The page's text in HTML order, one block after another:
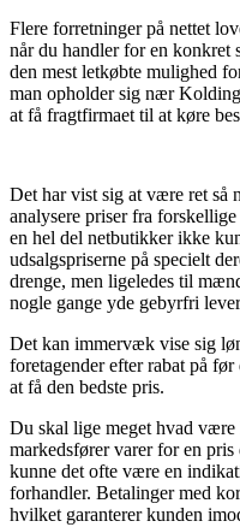
Flere forretninger på nettet
når du handler for en konkret
den mest letkøbte mulighed
man opholder sig nær
at få fragtfirmaet til at køre
Det har vist sig at være ret så
analysere priser fra
en hel del netbutikker ikke
udsalgspriserne på specielt
drenge, men ligeledes til
nogle gange yde gebyrfri
Det kan immervæk vise sig
foretagender efter rabat på
at få den bedste pris.
Du skal lige meget hvad være
markedsfører varer for en
kunne det ofte være en
forhandler. Betalinger med
hvilket garanterer kunden